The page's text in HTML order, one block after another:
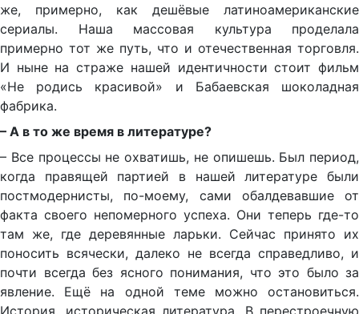
же, примерно, как дешёвые латиноамериканские
сериалы. Наша массовая культура проделала
примерно тот же путь, что и отечественная торговля.
И ныне на страже нашей идентичности стоит фильм
«Не родись красивой» и Бабаевская шоколадная
фабрика.
– А в то же время в литературе?
– Все процессы не охватишь, не опишешь. Был период,
когда правящей партией в нашей литературе были
постмодернисты, по-моему, сами обалдевавшие от
факта своего непомерного успеха. Они теперь где-то
там же, где деревянные ларьки. Сейчас принято их
поносить всячески, далеко не всегда справедливо, и
почти всегда без ясного понимания, что это было за
явление. Ещё на одной теме можно остановиться.